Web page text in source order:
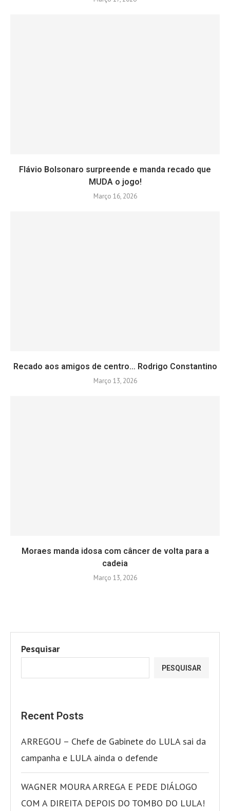
Flávio Bolsonaro surpreende e manda recado que
MUDA o jogo!
Março 16, 2026
Recado aos amigos de centro… Rodrigo Constantino
Março 13, 2026
Moraes manda idosa com câncer de volta para a
cadeia
Março 13, 2026
Pesquisar
PESQUISAR
Recent Posts
ARREGOU – Chefe de Gabinete do LULA sai da
campanha e LULA ainda o defende
WAGNER MOURA ARREGA E PEDE DIÁLOGO
COM A DIREITA DEPOIS DO TOMBO DO LULA!